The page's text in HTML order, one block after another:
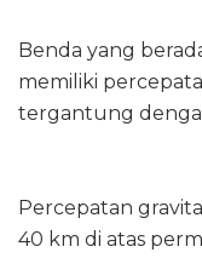
Benda yang
memiliki
tergantung
Percepatan
40 km di atas